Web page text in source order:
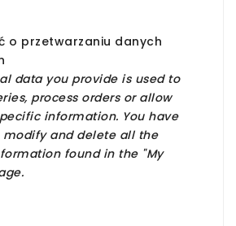
o przetwarzaniu danych
data you provide is used to
process orders or allow
information. You have
and delete all the
found in the "My